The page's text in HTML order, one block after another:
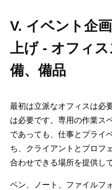
V. イベント企
上げ - オフィ
備、備品
最初は立派なオフィスは必
は必要です。専用の作業ス
であっても、仕事とプライ
ち、クライアントとプロフ
合わせできる場所を提供し
ペン、ノート、ファイルフ